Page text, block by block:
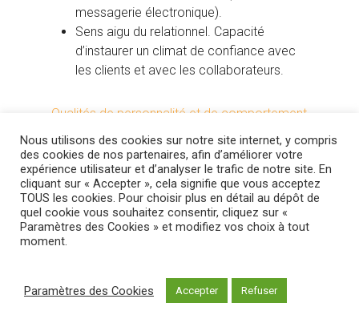
messagerie électronique).
Sens aigu du relationnel. Capacité
d’instaurer un climat de confiance avec
les clients et avec les collaborateurs.
Qualités de personnalité et de comportement
Grande persistance dans l’effort.
Bon esprit de jugement et capacité à
évaluer correctement les situations du
client, ainsi qu’un grand sens des
responsabilités.
Ambition, et désir de développer une
carrière plutôt que de simplement gagner
Nous utilisons des cookies sur notre site internet, y compris
des cookies de nos partenaires, afin d’améliorer votre
expérience utilisateur et d’analyser le trafic de notre site. En
cliquant sur « Accepter », cela signifie que vous acceptez
TOUS les cookies. Pour choisir plus en détail au dépôt de
quel cookie vous souhaitez consentir, cliquez sur «
Paramètres des Cookies » et modifiez vos choix à tout
moment.
Paramètres des Cookies Accepter Refuser